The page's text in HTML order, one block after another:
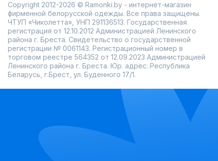
Copyright 2012-2026 © Ramonki.by - интернет-магазин
фирменной белорусской одежды. Все права защищены.
ЧТУП «Чиколетта», УНП 291136513. Государственная
регистрация от 12.10.2012 Администрацией Ленинского
района г. Бреста. Свидетельство о государственной
регистрации № 0061143. Регистрационный номер в
торговом реестре 564352 от 12.09.2023 Администрацией
Ленинского района г. Бреста. Юр. адрес: Республика
Беларусь, г.Брест, ул. Буденного 17/1.